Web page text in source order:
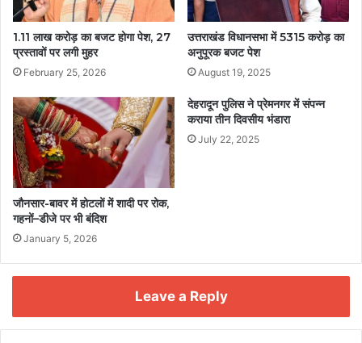
1.11 लाख करोड़ का बजट होगा पेश, 27
प्रस्तावों पर लगी मुहर
February 25, 2026
उत्तराखंड विधानसभा में 5315 करोड़ का
अनुपूरक बजट पेश
August 19, 2025
जौनसार-बावर में होटलों में शादी पर रोक,
गहनों–डीजे पर भी बंदिश
January 5, 2026
देहरादून पुलिस ने प्रेमनगर में संपन्न
कराया तीन दिवसीय भंडारा
July 22, 2025
Leave a Reply